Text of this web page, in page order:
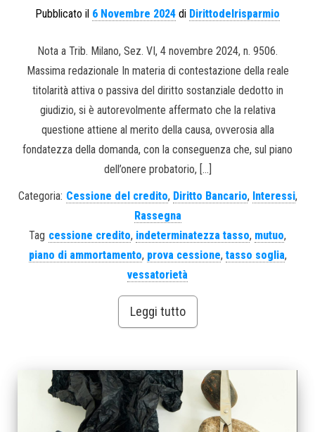
Pubblicato il 6 Novembre 2024 di Dirittodelrisparmio
Nota a Trib. Milano, Sez. VI, 4 novembre 2024, n. 9506.
Massima redazionale In materia di contestazione della reale
titolarità attiva o passiva del diritto sostanziale dedotto in
giudizio, si è autorevolmente affermato che la relativa
questione attiene al merito della causa, ovverosia alla
fondatezza della domanda, con la conseguenza che, sul piano
dell’onere probatorio, […]
Categoria: Cessione del credito, Diritto Bancario, Interessi,
Rassegna
Tag cessione credito, indeterminatezza tasso, mutuo,
piano di ammortamento, prova cessione, tasso soglia,
vessatorietà
Leggi tutto